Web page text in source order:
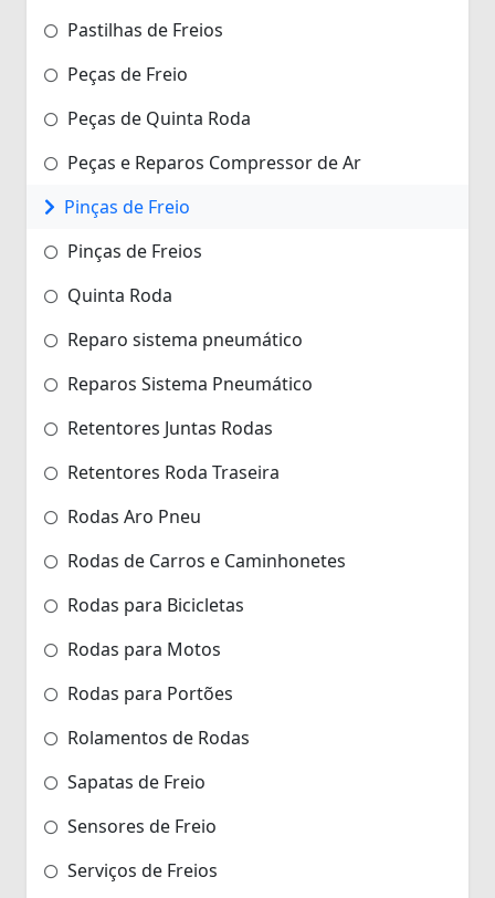
Pastilhas de Freios
Peças de Freio
Peças de Quinta Roda
Peças e Reparos Compressor de Ar
Pinças de Freio
Pinças de Freios
Quinta Roda
Reparo sistema pneumático
Reparos Sistema Pneumático
Retentores Juntas Rodas
Retentores Roda Traseira
Rodas Aro Pneu
Rodas de Carros e Caminhonetes
Rodas para Bicicletas
Rodas para Motos
Rodas para Portões
Rolamentos de Rodas
Sapatas de Freio
Sensores de Freio
Serviços de Freios